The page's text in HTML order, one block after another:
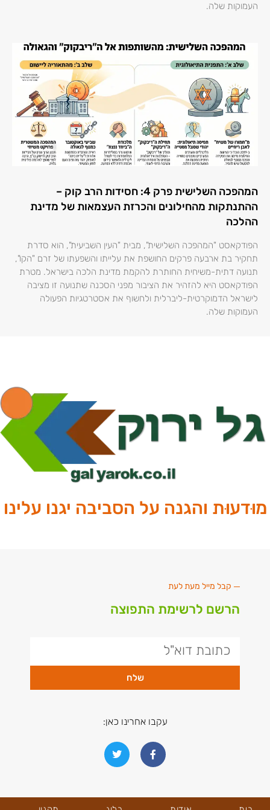
העמוקות שלה.
המהפכה השלישית פרק 4: חסידות הרב קוק –
ההתנתקות מהחילונים והכרזת העצמאות של מדינת
ההלכה
הפודקאסט "המהפכה השלישית", מבית "העין השביעית", הוא סדרת
תחקיר בת ארבעה פרקים החושפת את עלייתו והשפעתו של זרם "הקו",
תנועה דתית-משיחית החותרת להקמת מדינת הלכה בישראל. מטרת
הפודקאסט היא להזהיר את הציבור מפני הסכנה שתנועה זו מציבה
לישראל הדמוקרטית-ליברלית ולחשוף את אסטרטגיות הפעולה
העמוקות שלה.
מוּדעוּת והגנה על הסביבה יגנו עלינו
קבל מייל מעת לעת
הרשם לרשימת התפוצה
שלח
עקבו אחרינו כאן: